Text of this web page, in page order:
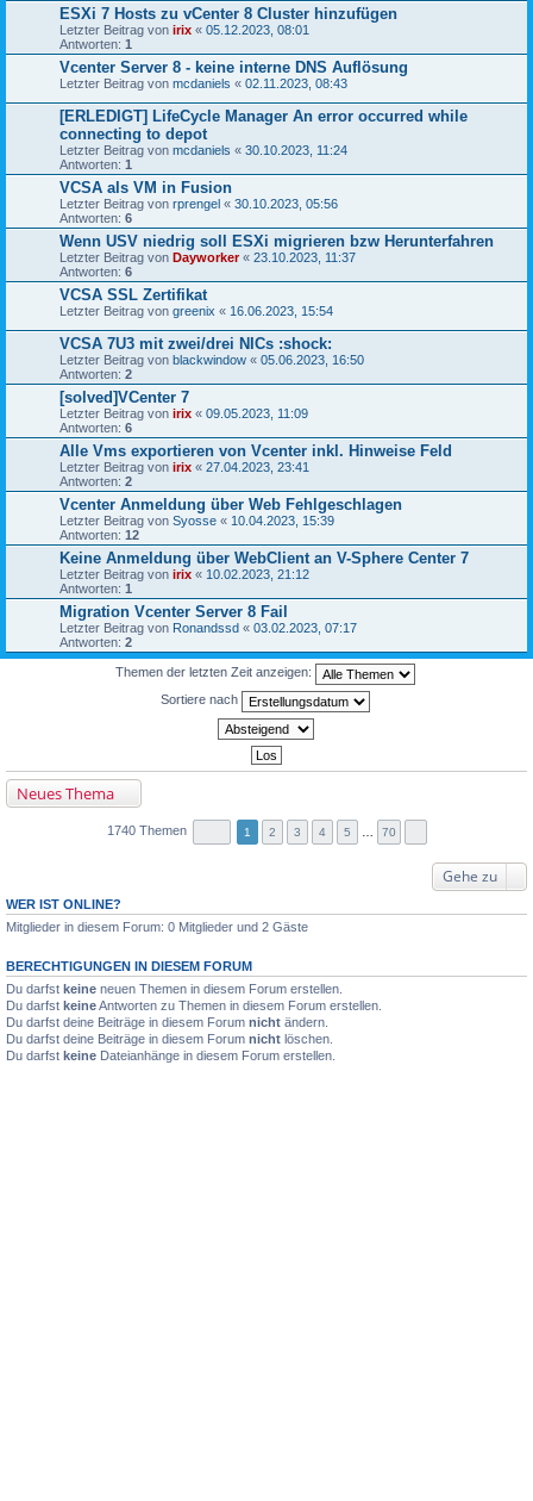
ESXi 7 Hosts zu vCenter 8 Cluster hinzufügen
Letzter Beitrag von irix « 05.12.2023, 08:01
Antworten: 1
Vcenter Server 8 - keine interne DNS Auflösung
Letzter Beitrag von mcdaniels « 02.11.2023, 08:43
[ERLEDIGT] LifeCycle Manager An error occurred while
connecting to depot
Letzter Beitrag von mcdaniels « 30.10.2023, 11:24
Antworten: 1
VCSA als VM in Fusion
Letzter Beitrag von rprengel « 30.10.2023, 05:56
Antworten: 6
Wenn USV niedrig soll ESXi migrieren bzw Herunterfahren
Letzter Beitrag von Dayworker« 23.10.2023, 11:37
Antworten: 6
VCSA SSL Zertifikat
Letzter Beitrag von greenix « 16.06.2023, 15:54
VCSA 7U3 mit zwei/drei NICs :shock:
Letzter Beitrag von blackwindow « 05.06.2023, 16:50
Antworten: 2
[solved]VCenter 7
Letzter Beitrag von irix « 09.05.2023, 11:09
Antworten: 6
Alle Vms exportieren von Vcenter inkl. Hinweise Feld
Letzter Beitrag von irix « 27.04.2023, 23:41
Antworten: 2
Vcenter Anmeldung über Web Fehlgeschlagen
Letzter Beitrag von Syosse « 10.04.2023, 15:39
Antworten: 12
Keine Anmeldung über WebClient an V-Sphere Center 7
Letzter Beitrag von irix « 10.02.2023, 21:12
Antworten: 1
Migration Vcenter Server 8 Fail
Letzter Beitrag von Ronandssd « 03.02.2023, 07:17
Antworten: 2
Themen der letzten Zeit anzeigen:
Sortiere nach
Neues Thema
1740 Themen 1 2 3 4 5 70
Gehe zu
WER IST ONLINE?
Mitglieder in diesem Forum: 0 Mitglieder und 2 Gäste
BERECHTIGUNGEN IN DIESEM FORUM
Du darfst keine neuen Themen in diesem Forum erstellen.
Du darfst keineAntworten zu Themen in diesem Forum erstellen.
Du darfst deine Beiträge in diesem Forum nicht ändern.
Du darfst deine Beiträge in diesem Forum nicht löschen.
Du darfst keine Dateianhänge in diesem Forum erstellen.